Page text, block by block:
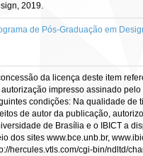
2019.
de Pós-Graduação em
da licença deste item
impresso assinado pelo
condições: Na qualidade de
de autor da publicação,
de Brasília e o IBICT a
dos sites www.bce.unb.br,
hercules.vtls.com/cgi-bin/ndltd/